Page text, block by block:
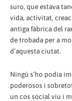
suro, que estava
vida, activitat,
antiga fàbrica del
de trobada per a
d’aquesta ciutat.
Ningú s’ho podia
poderosos i
un cos social viu i